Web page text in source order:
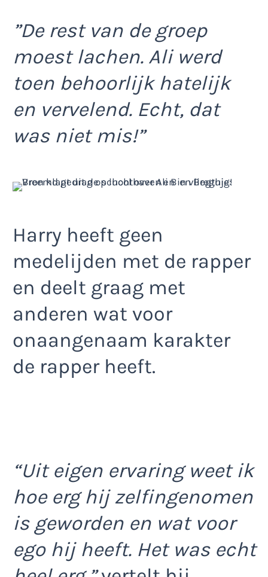
”De rest van de groep
moest lachen. Ali werd
toen behoorlijk hatelijk
en vervelend. Echt, dat
was niet mis!”
Harry heeft geen
medelijden met de rapper
en deelt graag met
anderen wat voor
onaangenaam karakter
de rapper heeft.
“Uit eigen ervaring weet ik
hoe erg hij zelfingenomen
is geworden en wat voor
ego hij heeft. Het was echt